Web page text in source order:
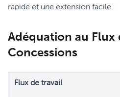
rapide et une extension facile.
Adéquation au Flux
Concessions
Flux de travail